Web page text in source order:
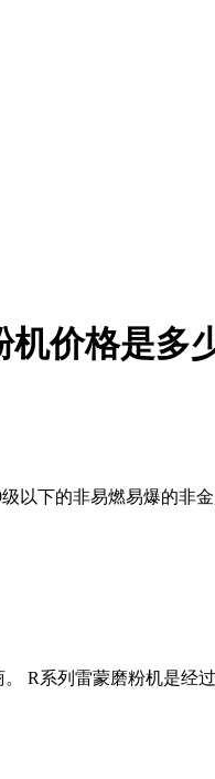
价格是多
以下的非易燃易爆的非
R系列雷蒙磨粉机是经